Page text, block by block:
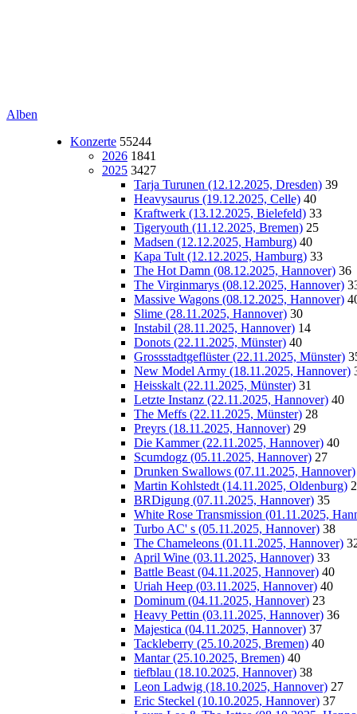
Alben
Konzerte 55244
2026 1841
2025 3427
Tarja Turunen (12.12.2025, Dresden) 39
Heavysaurus (19.12.2025, Celle) 40
Kraftwerk (13.12.2025, Bielefeld) 33
Tigeryouth (11.12.2025, Bremen) 25
Madsen (12.12.2025, Hamburg) 40
Kapa Tult (12.12.2025, Hamburg) 33
The Hot Damn (08.12.2025, Hannover) 36
The Virginmarys (08.12.2025, Hannover)
Massive Wagons (08.12.2025, Hannover)
Slime (28.11.2025, Hannover) 30
Instabil (28.11.2025, Hannover) 14
Donots (22.11.2025, Münster) 40
Grossstadtgeflüster (22.11.2025, Münster)
New Model Army (18.11.2025, Hannover)
Heisskalt (22.11.2025, Münster) 31
Letzte Instanz (22.11.2025, Hannover) 40
The Meffs (22.11.2025, Münster) 28
Preyrs (18.11.2025, Hannover) 29
Die Kammer (22.11.2025, Hannover) 40
Scumdogz (05.11.2025, Hannover) 27
Drunken Swallows (07.11.2025, Hannover)
Martin Kohlstedt (14.11.2025, Oldenburg)
BRDigung (07.11.2025, Hannover) 35
White Rose Transmission (01.11.2025,
Turbo AC' s (05.11.2025, Hannover) 38
The Chameleons (01.11.2025, Hannover)
April Wine (03.11.2025, Hannover) 33
Battle Beast (04.11.2025, Hannover) 40
Uriah Heep (03.11.2025, Hannover) 40
Dominum (04.11.2025, Hannover) 23
Heavy Pettin (03.11.2025, Hannover) 36
Majestica (04.11.2025, Hannover) 37
Tackleberry (25.10.2025, Bremen) 40
Mantar (25.10.2025, Bremen) 40
tiefblau (18.10.2025, Hannover) 38
Leon Ladwig (18.10.2025, Hannover) 27
Eric Steckel (10.10.2025, Hannover) 37